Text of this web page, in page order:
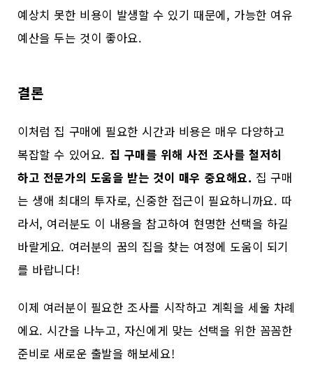
예상치 못한 비용이 발생할 수 있기 때문에, 가능한 여유
예산을 두는 것이 좋아요.
결론
이처럼 집 구매에 필요한 시간과 비용은 매우 다양하고
복잡할 수 있어요. 집 구매를 위해 사전 조사를 철저히
하고 전문가의 도움을 받는 것이 매우 중요해요. 집 구매
는 생애 최대의 투자로, 신중한 접근이 필요하니까요. 따
라서, 여러분도 이 내용을 참고하여 현명한 선택을 하길
바랄게요. 여러분의 꿈의 집을 찾는 여정에 도움이 되기
를 바랍니다!
이제 여러분이 필요한 조사를 시작하고 계획을 세울 차례
에요. 시간을 나누고, 자신에게 맞는 선택을 위한 꼼꼼한
준비로 새로운 출발을 해보세요!